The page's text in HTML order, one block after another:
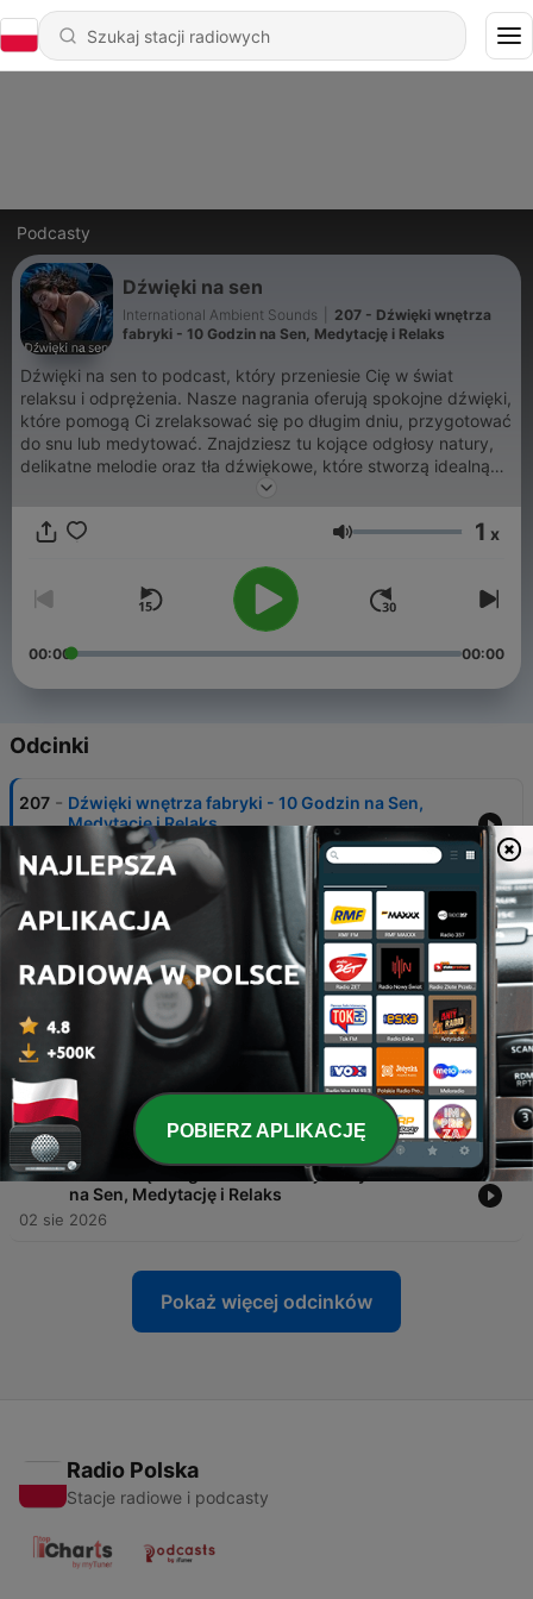
Podcasty
Dźwięki na sen
International Ambient Sounds
207 - Dźwięki wnętrza
fabryki - 10 Godzin na Sen, Medytację i Relaks
Dźwięki na sen to podcast, który przeniesie Cię w świat
relaksu i odprężenia. Nasze nagrania oferują spokojne dźwięki,
które pomogą Ci zrelaksować się po długim dniu, przygotować
do snu lub medytować. Znajdziesz tu kojące odgłosy natury,
delikatne melodie oraz tła dźwiękowe, które stworzą idealną
atmosferę do wyciszenia umysłu. Zanurz się w harmonijnych
relaks. Przeżyj chwilę ukojenia w swoim codziennym życiu
Głośność 1 x
00:00 00:00
Odcinki
207 - Dźwięki wnętrza fabryki - 10 Godzin na Sen,
Medytację i Relaks
06 sie 2026
206
Strumień Szumu Wody do Snu, Medytacji i
Relaksu - 10 Godzin na Sen, Medytację i Relaks
205 - Strumień wpływający do Jeziora Michigan - 10
Godzin na Sen, Medytację i Relaks
04 sie 2026
204 - Atmosfera burzy z grzmotami i deszczem - 10
Godzin na Sen, Medytację i Relaks
03 sie 2026
203 - Trzeszczące Ognisko w Leśnej Ciszy - 10 Godzin
na Sen, Medytację i Relaks
02 sie 2026
Pokaż więcej odcinków
Radio Polska
Stacje radiowe i podcasty
POBIERZ APLIKACJĘ